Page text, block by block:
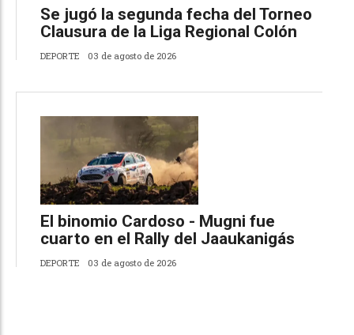
Se jugó la segunda fecha del Torneo
Clausura de la Liga Regional Colón
DEPORTE 03 de agosto de 2026
El binomio Cardoso - Mugni fue
cuarto en el Rally del Jaaukanigás
DEPORTE 03 de agosto de 2026